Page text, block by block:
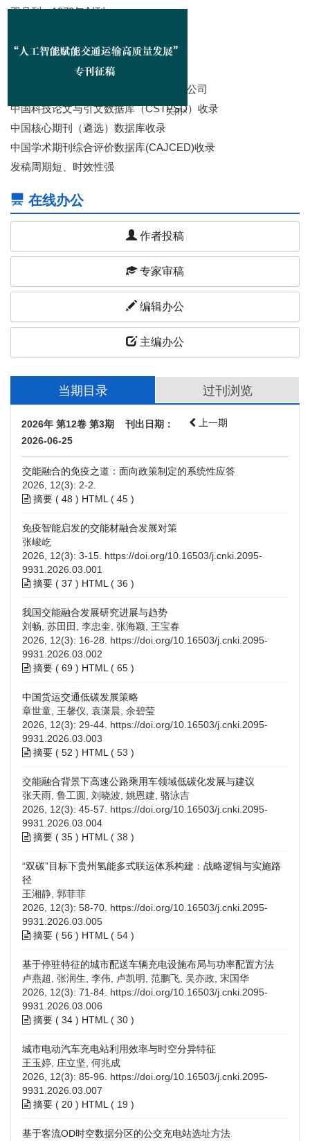
关闭×
双月刊，1973年创刊
主管：交通运输部
主办：交通运输部科学研究院
出版：交通运输科技传媒（北京）有限公司
中国科技论文与引文数据库（CSTPSD）收录
中国核心期刊（遴选）数据库收录
中国学术期刊综合评价数据库(CAJCED)收录
发稿周期短、时效性强
在线办公
作者投稿
专家审稿
编辑办公
主编办公
当期目录 过刊浏览
2026年 第12卷 第3期 刊出日期：
2026-06-25
上一期
交能融合的免疫之道：面向政策制定的系统性应答
2026, 12(3): 2-2.
摘要 ( 48 ) HTML ( 45 )
免疫智能启发的交能材融合发展对策
张峻屹
2026, 12(3): 3-15. https://doi.org/10.16503/j.cnki.2095-
9931.2026.03.001
摘要 ( 37 ) HTML ( 36 )
我国交能融合发展研究进展与趋势
刘畅, 苏田田, 李忠奎, 张海颖, 王宝春
2026, 12(3): 16-28. https://doi.org/10.16503/j.cnki.2095-
9931.2026.03.002
摘要 ( 69 ) HTML ( 65 )
中国货运交通低碳发展策略
章世童, 王馨仪, 袁潇晨, 余碧莹
2026, 12(3): 29-44. https://doi.org/10.16503/j.cnki.2095-
9931.2026.03.003
摘要 ( 52 ) HTML ( 53 )
交能融合背景下高速公路乘用车领域低碳化发展与建议
张天雨, 鲁工圆, 刘晓波, 姚恩建, 骆泳吉
2026, 12(3): 45-57. https://doi.org/10.16503/j.cnki.2095-
9931.2026.03.004
摘要 ( 35 ) HTML ( 38 )
“双碳”目标下贵州氢能多式联运体系构建：战略逻辑与实施路
径
王湘静, 郭菲菲
2026, 12(3): 58-70. https://doi.org/10.16503/j.cnki.2095-
9931.2026.03.005
摘要 ( 56 ) HTML ( 54 )
基于停驻特征的城市配送车辆充电设施布局与功率配置方法
卢燕超, 张润生, 李伟, 卢凯明, 范鹏飞, 吴亦政, 宋国华
2026, 12(3): 71-84. https://doi.org/10.16503/j.cnki.2095-
9931.2026.03.006
摘要 ( 34 ) HTML ( 30 )
城市电动汽车充电站利用效率与时空分异特征
王玉婷, 庄立坚, 何兆成
2026, 12(3): 85-96. https://doi.org/10.16503/j.cnki.2095-
9931.2026.03.007
摘要 ( 20 ) HTML ( 19 )
基于客流OD时空数据分区的公交充电站选址方法